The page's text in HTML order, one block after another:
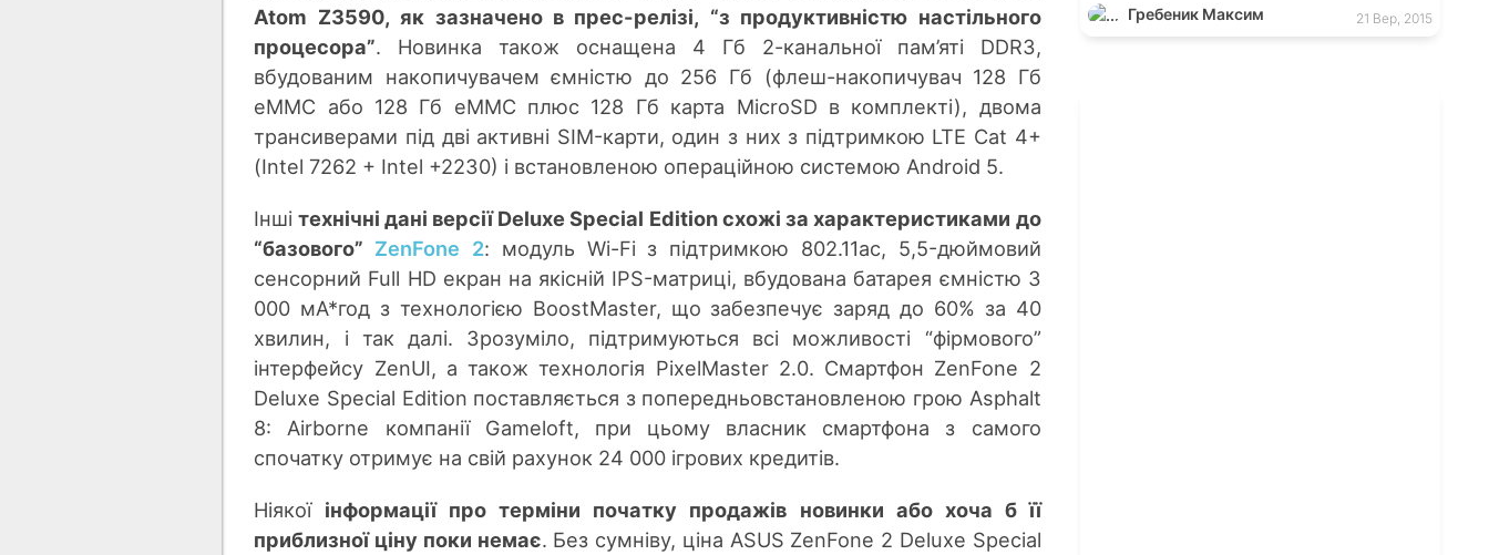
Atom Z3590, як зазначено в прес-релізі, “з продуктивністю настільного
процесора”. Новинка також оснащена 4 Гб 2-канальної пам’яті DDR3,
вбудованим накопичувачем ємністю до 256 Гб (флеш-накопичувач 128 Гб
eMMC або 128 Гб eMMC плюс 128 Гб карта MicroSD в комплекті), двома
трансиверами під дві активні SIM-карти, один з них з підтримкою LTE Cat 4+
(Intel 7262 + Intel +2230) і встановленою операційною системою Android 5.
Інші технічні дані версії Deluxe Special Edition схожі за характеристиками до
“базового” ZenFone 2: модуль Wi-Fi з підтримкою 802.11ac, 5,5-дюймовий
сенсорний Full HD екран на якісній IPS-матриці, вбудована батарея ємністю 3
000 мА*год з технологією BoostMaster, що забезпечує заряд до 60% за 40
хвилин, і так далі. Зрозуміло, підтримуються всі можливості “фірмового”
інтерфейсу ZenUI, а також технологія PixelMaster 2.0. Смартфон ZenFone 2
Deluxe Special Edition поставляється з попередньовстановленою грою Asphalt
8: Airborne компанії Gameloft, при цьому власник смартфона з самого
спочатку отримує на свій рахунок 24 000 ігрових кредитів.
Ніякої інформації про терміни початку продажів новинки або хоча б її
приблизної ціну поки немає. Без сумніву, ціна ASUS ZenFone 2 Deluxe Special
Гребеник Максим 21 Вер, 2015